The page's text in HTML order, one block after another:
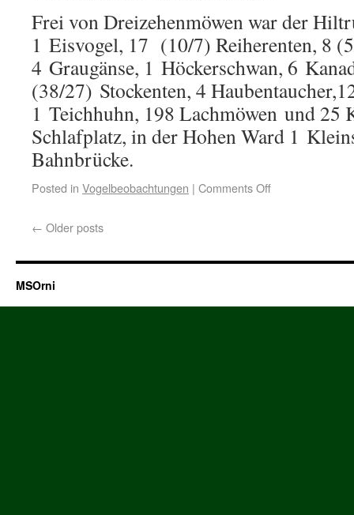
Frei von Dreizehenmöwen war der
1 Eisvogel, 17 (10/7) Reiherenten, 8
4 Graugänse, 1 Höckerschwan, 6
(38/27) Stockenten, 4
1 Teichhuhn, 198 Lachmöwen und 25
Schlafplatz, in der Hohen Ward 1
Bahnbrücke.
Posted in Vogelbeobachtungen | Comments Off
← Older posts
MSOrni